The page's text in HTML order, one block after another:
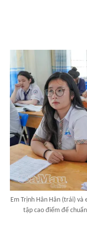
Em Trịnh Hân Hân (trái)
tập cao điểm để